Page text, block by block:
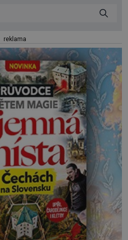
reklama